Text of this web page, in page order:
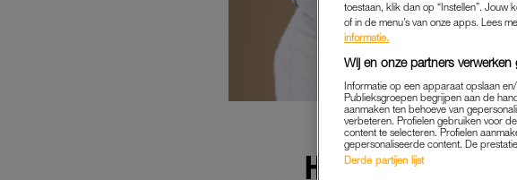
HET NUT VAN
toestaan, klik dan op “Instellen”. Jouw
of in de menu’s van onze apps. Lees
informatie.
Wij en onze partners
Informatie op een apparaat opslaan
Publieksgroepen begrijpen aan de
aanmaken ten behoeve van
verbeteren. Profielen gebruiken voor
content te selecteren. Profielen
gepersonaliseerde content. De
Derde partijen lijst